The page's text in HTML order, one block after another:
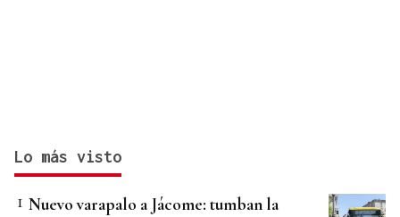
Lo más visto
Nuevo varapalo a Jácome: tumban la